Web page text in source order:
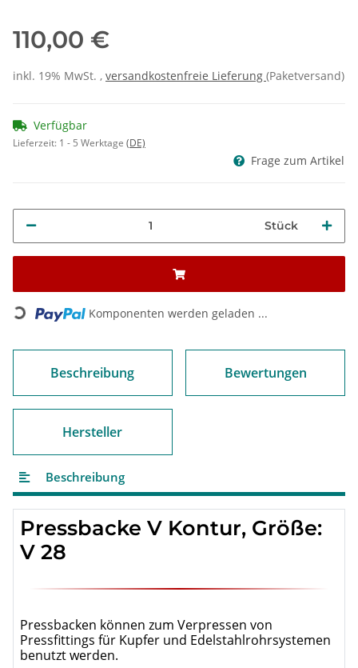
110,00 €
inkl. 19% MwSt. , versandkostenfreie Lieferung (Paketversand)
Verfügbar
Lieferzeit: 1 - 5 Werktage (DE)
Frage zum Artikel
Stück
Loading... Komponenten werden geladen ...
Beschreibung Bewertungen
Hersteller
Beschreibung
Pressbacke V Kontur, Größe:
V 28
Pressbacken können zum Verpressen von
Pressfittings für Kupfer und Edelstahlrohrsystemen
benutzt werden.